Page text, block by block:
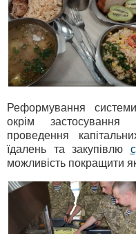
Реформування
окрім застосування
проведення
їдалень та закупівлю
можливість покращити